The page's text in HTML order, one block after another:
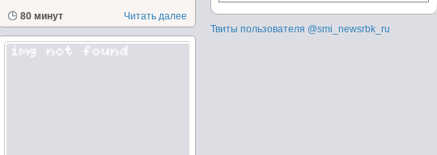
80 минут Читать далее
Твиты пользователя @smi_newsrbk_ru